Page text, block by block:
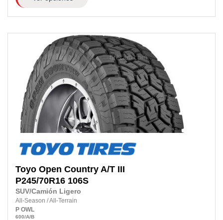
Toyo Open Country A/T III
P245/70R16 106S
SUV/Camión Ligero
All-Season /All-Terrain
P OWL
600/A/B